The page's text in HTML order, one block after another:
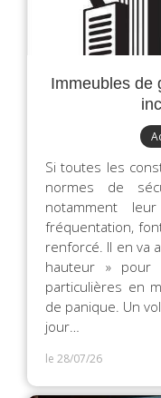
Immeubles de
Si toutes les
normes de
notamment
fréquentation,
renforcé. Il en va
hauteur » pour
particulières en
de panique. Un
jour…
le 28/07/26